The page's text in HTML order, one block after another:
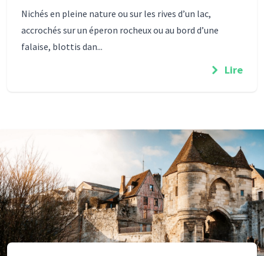
Nichés en pleine nature ou sur les rives d’un lac,
accrochés sur un éperon rocheux ou au bord d’une
falaise, blottis dan...
Lire